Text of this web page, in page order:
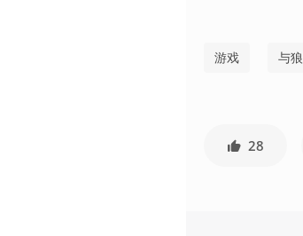
游戏 与
28